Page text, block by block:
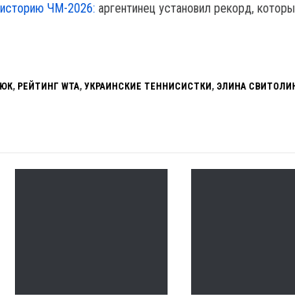
ЧМ-2026: аргентинец установил рекорд,
, РЕЙТИНГ WTA, УКРАИНСКИЕ ТЕННИСИСТКИ , ЭЛИНА